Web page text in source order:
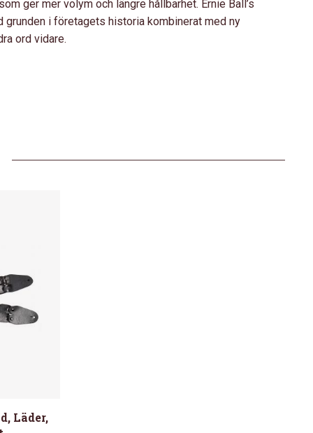
ger mer volym och längre hållbarhet. Ernie Ball’s
grunden i företagets historia kombinerat med ny
ord vidare.
Läder,